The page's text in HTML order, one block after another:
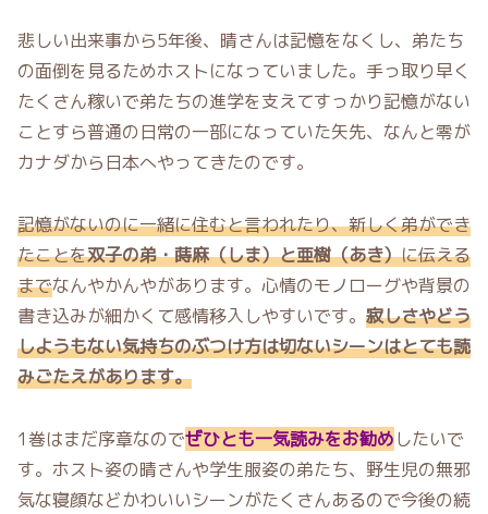
悲しい出来事から5年後、晴さんは記憶をなくし、弟たち
の面倒を見るためホストになっていました。手っ取り早く
たくさん稼いで弟たちの進学を支えてすっかり記憶がない
ことすら普通の日常の一部になっていた矢先、なんと零が
カナダから日本へやってきたのです。
記憶がないのに一緒に住むと言われたり、新しく弟ができ
たことを双子の弟・蒔麻（しま）と亜樹（あき）に伝える
までなんやかんやがあります。心情のモノローグや背景の
書き込みが細かくて感情移入しやすいです。 寂しさやどう
しようもない気持ちのぶつけ方は切ないシーンはとても読
みごたえがあります。
1巻はまだ序章なのでぜひとも一気読みをお勧めしたいで
す。ホスト姿の晴さんや学生服姿の弟たち、野生児の無邪
気な寝顔などかわいいシーンがたくさんあるので今後の続